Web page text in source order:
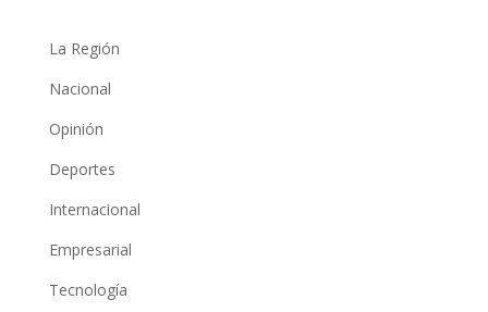
La Región
Nacional
Opinión
Deportes
Internacional
Empresarial
Tecnología